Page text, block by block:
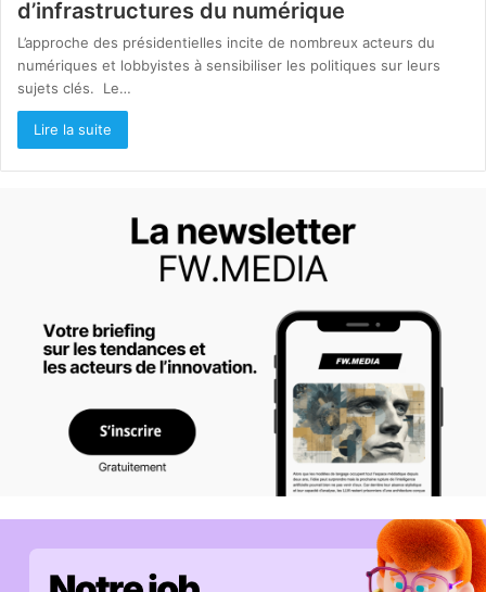
d’infrastructures du numérique
L’approche des présidentielles incite de nombreux acteurs du
numériques et lobbyistes à sensibiliser les politiques sur leurs
sujets clés. Le…
Lire la suite